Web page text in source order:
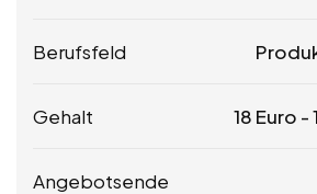
Berufsfeld
Gehalt 18 Euro -
Angebotsende